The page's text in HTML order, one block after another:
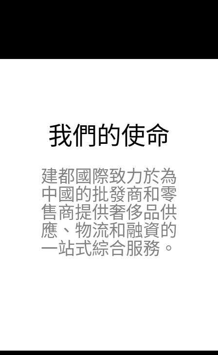
我們的使命
建都國際致力於為
中國的批發商和零
售商提供奢侈品供
應、物流和融資的
一站式綜合服務。